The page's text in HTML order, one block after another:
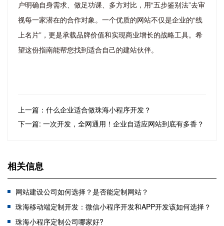
户明确自身需求、做足功课、多方对比，用“五步鉴别法”去审
视每一家潜在的合作对象。一个优质的网站不仅是企业的“线
上名片”，更是承载品牌价值和实现商业增长的战略工具。希
望这份指南能帮您找到适合自己的建站伙伴。
上一篇：什么企业适合做珠海小程序开发？
下一篇: 一次开发，全网通用！企业自适应网站到底有多香？
相关信息
网站建设公司如何选择？是否能定制网站？
珠海移动端定制开发：微信小程序开发和APP开发该如何选择？
珠海小程序定制公司哪家好?